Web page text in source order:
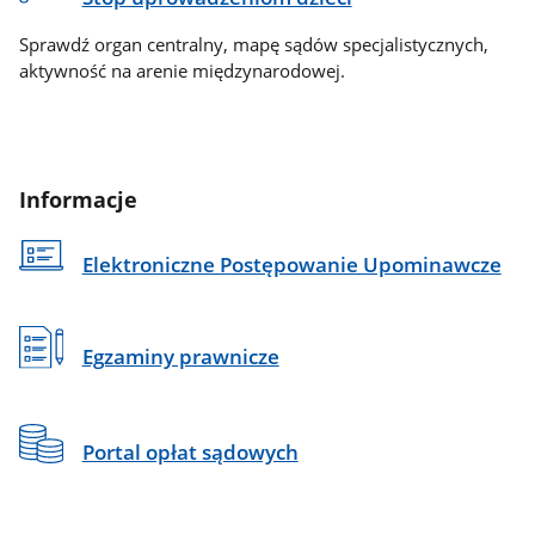
Sprawdź organ centralny, mapę sądów specjalistycznych,
aktywność na arenie międzynarodowej.
Informacje
Elektroniczne Postępowanie Upominawcze
Egzaminy prawnicze
Portal opłat sądowych